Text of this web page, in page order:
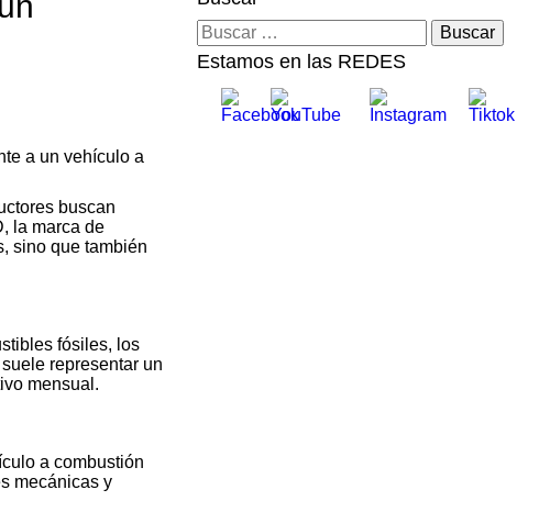
a un vehículo a
buscan
la marca de
sino que también
fósiles, los
representar un
mensual.
a combustión
mecánicas y
Buscar:
Estamos en las REDES